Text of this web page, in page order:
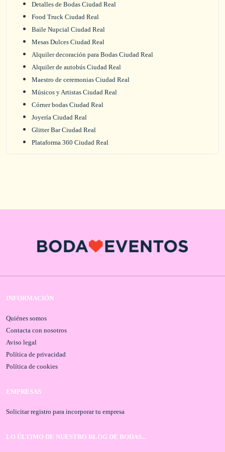
Detalles de Bodas Ciudad Real
Food Truck Ciudad Real
Baile Nupcial Ciudad Real
Mesas Dulces Ciudad Real
Alquiler decoración para Bodas Ciudad Real
Alquiler de autobús Ciudad Real
Maestro de ceremonias Ciudad Real
Músicos y Artistas Ciudad Real
Córner bodas Ciudad Real
Joyería Ciudad Real
Glitter Bar Ciudad Real
Plataforma 360 Ciudad Real
INFORMACIÓN
Quiénes somos
Contacta con nosotros
Aviso legal
Política de privacidad
Política de cookies
EMPRESAS
Solicitar registro para incorporar tu empresa
LO ÚLTIMO DE NUESTRO BLOG DE BODAS...